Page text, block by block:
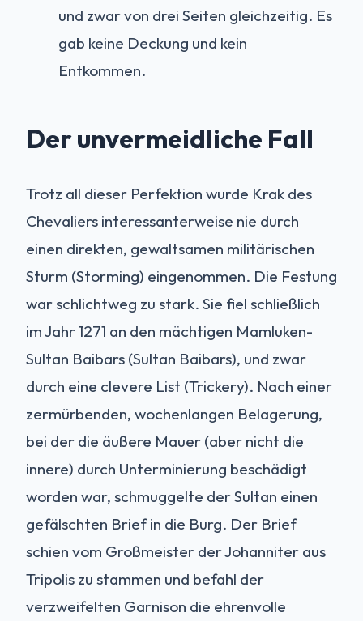
und zwar von drei Seiten gleichzeitig. Es
gab keine Deckung und kein
Entkommen.
Der unvermeidliche Fall
Trotz all dieser Perfektion wurde Krak des
Chevaliers interessanterweise nie durch
einen direkten, gewaltsamen militärischen
Sturm (Storming) eingenommen. Die Festung
war schlichtweg zu stark. Sie fiel schließlich
im Jahr 1271 an den mächtigen Mamluken-
Sultan Baibars (Sultan Baibars), und zwar
durch eine clevere List (Trickery). Nach einer
zermürbenden, wochenlangen Belagerung,
bei der die äußere Mauer (aber nicht die
innere) durch Unterminierung beschädigt
worden war, schmuggelte der Sultan einen
gefälschten Brief in die Burg. Der Brief
schien vom Großmeister der Johanniter aus
Tripolis zu stammen und befahl der
verzweifelten Garnison die ehrenvolle